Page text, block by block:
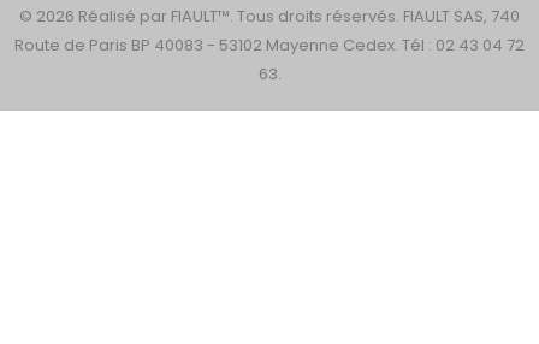
© 2026 Réalisé par FIAULT™. Tous droits réservés. FIAULT SAS, 740
Route de Paris BP 40083 - 53102 Mayenne Cedex. Tél : 02 43 04 72
63.